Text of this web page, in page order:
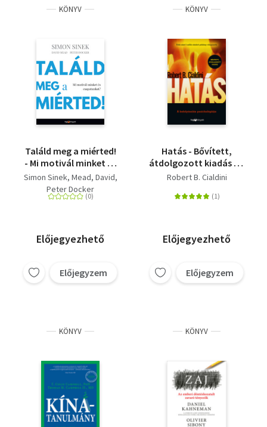
KÖNYV
Találd meg a miérted!
- Mi motivál minket és
csapatunkat?
Simon Sinek Mead, David
Peter Docker
Előjegyezhető
Előjegyzem
KÖNYV
Hatás - Bővített,
átdolgozott kiadás - A
befolyásolás
Robert B. Cialdini
Előjegyezhető
Előjegyzem
KÖNYV KÖNYV